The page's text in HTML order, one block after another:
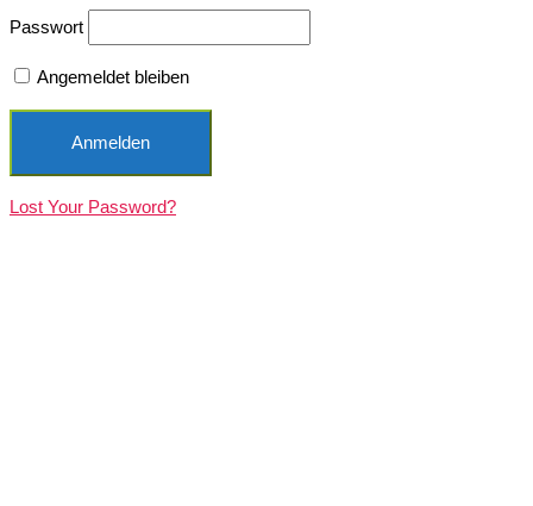
Passwort
Angemeldet bleiben
Lost Your Password?